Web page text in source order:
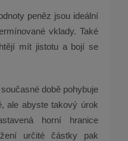
peněz jsou ideální
vklady. Také
mít jistotu a bojí se
době pohybuje
ale abyste takový úrok
horní hranice
určité částky pak